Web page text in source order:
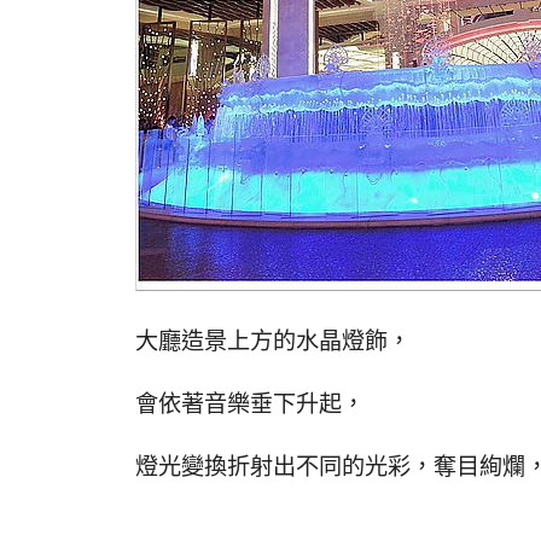
大廳造景上方的水晶燈飾，
會依著音樂垂下升起，
燈光變換折射出不同的光彩，奪目絢爛